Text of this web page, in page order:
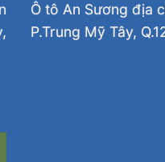
Ô tô An Sương địa
P.Trung Mỹ Tây,